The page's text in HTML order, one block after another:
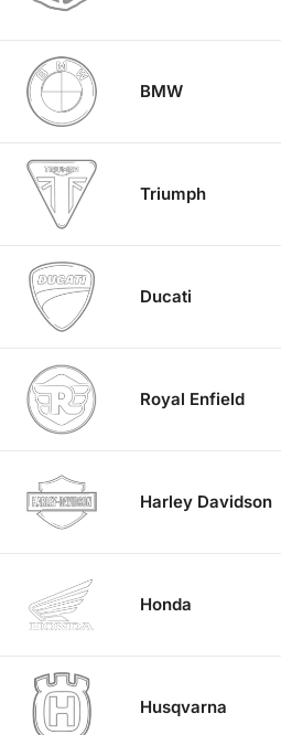
BMW
Triumph
Ducati
Royal Enfield
Harley Davidson
Honda
Husqvarna